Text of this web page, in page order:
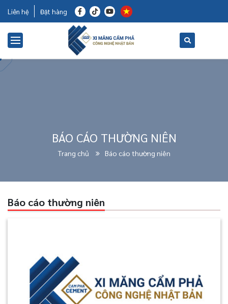
Liên hệ Đặt hàng
BÁO CÁO THƯỜNG NIÊN
Trang chủ Báo cáo thường niên
Báo cáo thường niên